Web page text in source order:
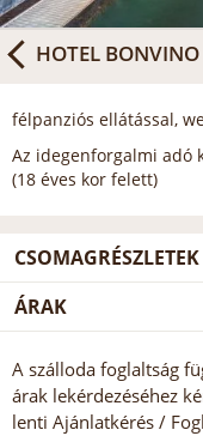
HOTEL
félpanziós ellátással,
Az idegenforgalmi adó
(18 éves kor felett)
CSOMAGRÉSZLETEK
ÁRAK
A szálloda foglaltság
árak lekérdezéséhez
lenti Ajánlatkérés /